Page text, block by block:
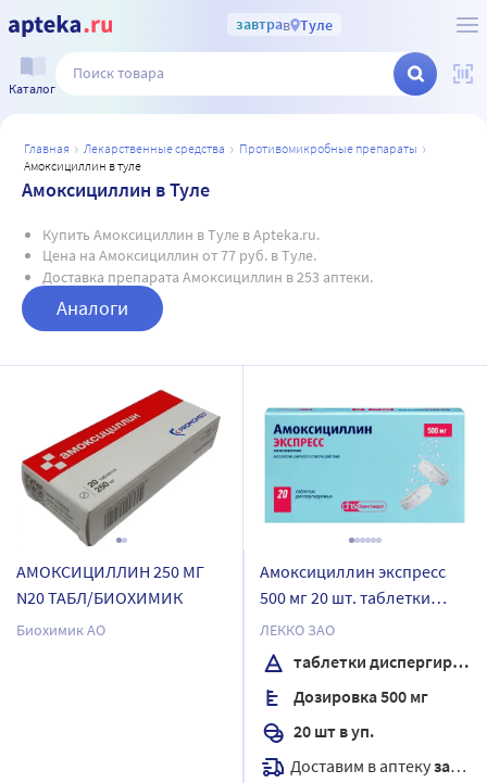
завтрав Туле
Каталог
главная лекарственные средства
противомикробные препараты
амоксициллин в туле
Амоксициллин в Туле
Купить Амоксициллин в Туле в Apteka.ru.
Цена на Амоксициллин от 77 руб. в Туле.
Доставка препарата Амоксициллин в 253 аптеки.
Аналоги
АМОКСИЦИЛЛИН 250 МГ
N20 ТАБЛ/БИОХИМИК
Биохимик АО
Амоксициллин экспресс
500 мг 20 шт. таблетки
диспергируемые
ЛЕККО ЗАО
таблетки диспергируемые
Дозировка 500 мг
20 шт в уп.
Доставим в аптекузавтра